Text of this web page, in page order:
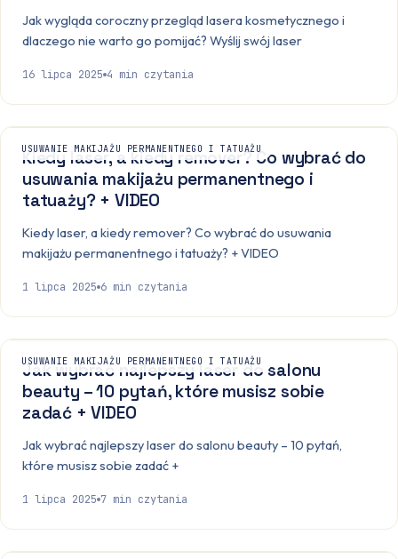
Jak wygląda coroczny przegląd lasera kosmetycznego i
dlaczego nie warto go pomijać? Wyślij swój laser
16 lipca 2025 4 min czytania
USUWANIE MAKIJAŻU PERMANENTNEGO I TATUAŻU
Kiedy laser, a kiedy remover? Co wybrać do
usuwania makijażu permanentnego i
tatuaży? + VIDEO
Kiedy laser, a kiedy remover? Co wybrać do usuwania
makijażu permanentnego i tatuaży? + VIDEO
1 lipca 2025 6 min czytania
USUWANIE MAKIJAŻU PERMANENTNEGO I TATUAŻU
Jak wybrać najlepszy laser do salonu
beauty – 10 pytań, które musisz sobie
zadać + VIDEO
Jak wybrać najlepszy laser do salonu beauty – 10 pytań,
które musisz sobie zadać +
1 lipca 2025 7 min czytania